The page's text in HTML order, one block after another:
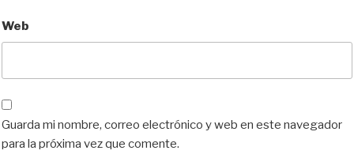
Web
Guarda mi nombre, correo electrónico y web en este navegador
para la próxima vez que comente.